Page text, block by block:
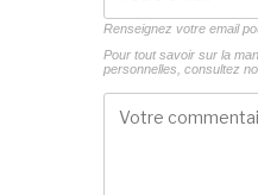
Renseignez votre email
Pour tout savoir sur la
personnelles, consultez